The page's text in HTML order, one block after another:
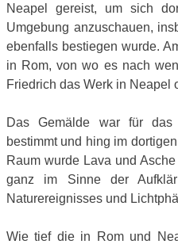
Neapel gereist, um sich
Umgebung anzuschauen,
ebenfalls bestiegen wurde.
in Rom, von wo es nach
Friedrich das Werk in Neapel
Das Gemälde war für das
bestimmt und hing im
Raum wurde Lava und
ganz im Sinne der
Naturereignisses und
Wie tief die in Rom und